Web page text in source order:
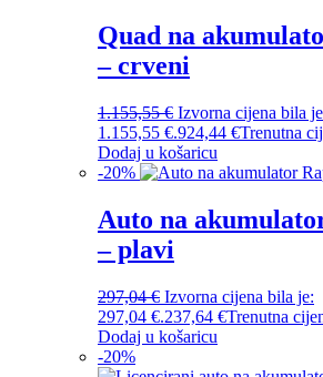
Quad na
– crveni
1.155,55€ Izvorna cijena bila
1.155,55 €.924,44 €Trenutna
Dodaj u košaricu
-20%
Auto na
– plavi
297,04€ Izvorna cijena bila je:
297,04 €.237,64 €Trenutna
Dodaj u košaricu
-20%